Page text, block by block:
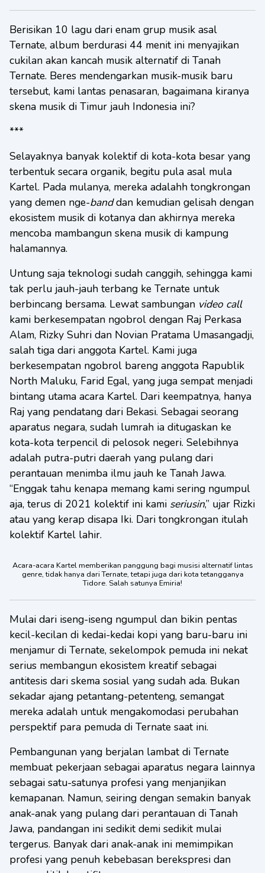
Berisikan 10 lagu dari enam grup musik asal
Ternate, album berdurasi 44 menit ini menyajikan
cukilan akan kancah musik alternatif di Tanah
Ternate. Beres mendengarkan musik-musik baru
tersebut, kami lantas penasaran, bagaimana kiranya
skena musik di Timur jauh Indonesia ini?
***
Selayaknya banyak kolektif di kota-kota besar yang
terbentuk secara organik, begitu pula asal mula
Kartel. Pada mulanya, mereka adalahh tongkrongan
yang demen nge-banddan kemudian gelisah dengan
ekosistem musik di kotanya dan akhirnya mereka
mencoba mambangun skena musik di kampung
halamannya.
Untung saja teknologi sudah canggih, sehingga kami
tak perlu jauh-jauh terbang ke Ternate untuk
berbincang bersama. Lewat sambungan video call
kami berkesempatan ngobrol dengan Raj Perkasa
Alam, Rizky Suhri dan Novian Pratama Umasangadji,
salah tiga dari anggota Kartel. Kami juga
berkesempatan ngobrol bareng anggota Rapublik
North Maluku, Farid Egal, yang juga sempat menjadi
bintang utama acara Kartel. Dari keempatnya, hanya
Raj yang pendatang dari Bekasi. Sebagai seorang
aparatus negara, sudah lumrah ia ditugaskan ke
kota-kota terpencil di pelosok negeri. Selebihnya
adalah putra-putri daerah yang pulang dari
perantauan menimba ilmu jauh ke Tanah Jawa.
“Enggak tahu kenapa memang kami sering ngumpul
aja, terus di 2021 kolektif ini kami seriusin,” ujar Rizki
atau yang kerap disapa Iki. Dari tongkrongan itulah
kolektif Kartel lahir.
Acara-acara Kartel memberikan panggung bagi musisi alternatif lintas
genre, tidak hanya dari Ternate, tetapi juga dari kota tetangganya
Tidore. Salah satunya Emiria!
Mulai dari iseng-iseng ngumpul dan bikin pentas
kecil-kecilan di kedai-kedai kopi yang baru-baru ini
menjamur di Ternate, sekelompok pemuda ini nekat
serius membangun ekosistem kreatif sebagai
antitesis dari skema sosial yang sudah ada. Bukan
sekadar ajang petantang-petenteng, semangat
mereka adalah untuk mengakomodasi perubahan
perspektif para pemuda di Ternate saat ini.
Pembangunan yang berjalan lambat di Ternate
membuat pekerjaan sebagai aparatus negara lainnya
sebagai satu-satunya profesi yang menjanjikan
kemapanan. Namun, seiring dengan semakin banyak
anak-anak yang pulang dari perantauan di Tanah
Jawa, pandangan ini sedikit demi sedikit mulai
tergerus. Banyak dari anak-anak ini memimpikan
profesi yang penuh kebebasan berekspresi dan